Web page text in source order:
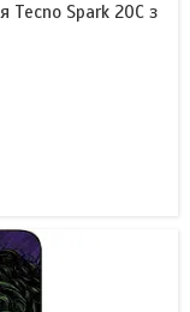
Tecno Spark 20C з